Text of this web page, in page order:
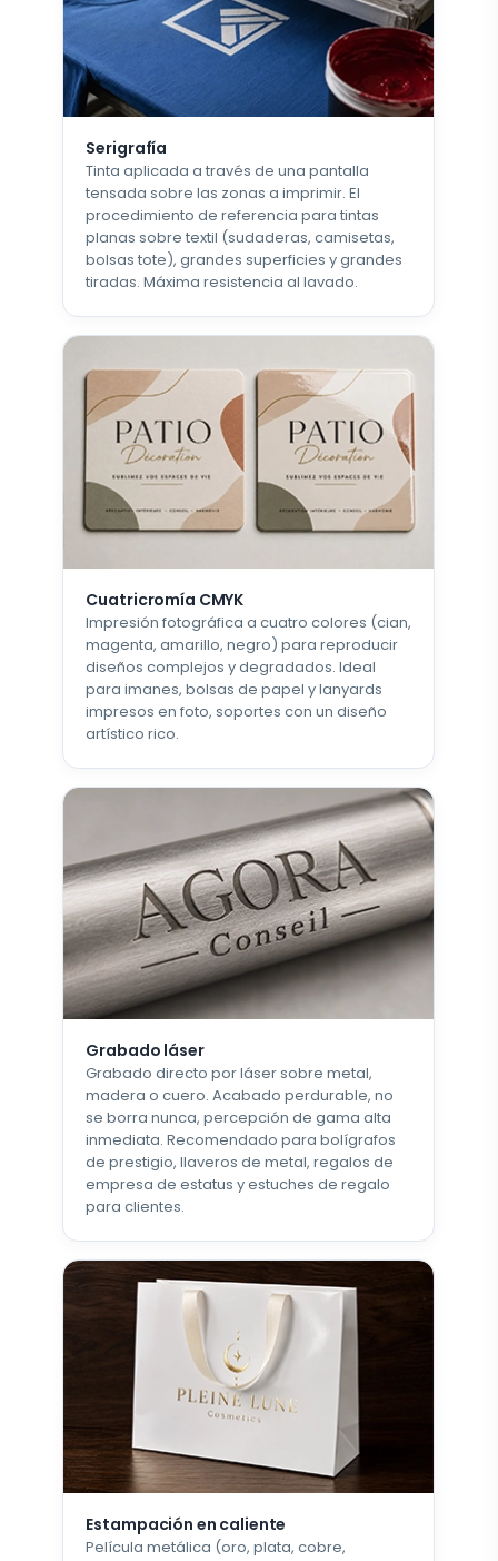
Serigrafía
Tinta aplicada a través de una pantalla
tensada sobre las zonas a imprimir. El
procedimiento de referencia para tintas
planas sobre textil (sudaderas, camisetas,
bolsas tote), grandes superficies y grandes
tiradas. Máxima resistencia al lavado.
Cuatricromía CMYK
Impresión fotográfica a cuatro colores (cian,
magenta, amarillo, negro) para reproducir
diseños complejos y degradados. Ideal
para imanes, bolsas de papel y lanyards
impresos en foto, soportes con un diseño
artístico rico.
Grabado láser
Grabado directo por láser sobre metal,
madera o cuero. Acabado perdurable, no
se borra nunca, percepción de gama alta
inmediata. Recomendado para bolígrafos
de prestigio, llaveros de metal, regalos de
empresa de estatus y estuches de regalo
para clientes.
Estampación en caliente
Película metálica (oro, plata, cobre,